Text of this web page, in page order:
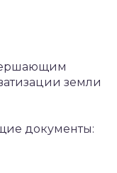
земли
документы: